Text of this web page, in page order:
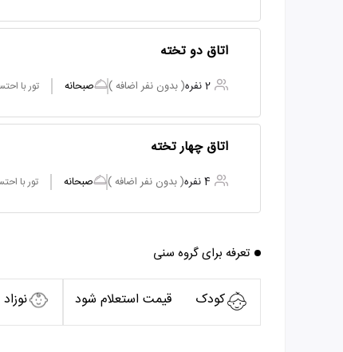
اتاق دو تخته
2 نفره ( بدون نفر اضافه ) صبحانه تور با
اتاق چهار تخته
4 نفره ( بدون نفر اضافه ) صبحانه تور با
تعرفه برای گروه سنی
کودک قیمت استعلام شود نوزاد